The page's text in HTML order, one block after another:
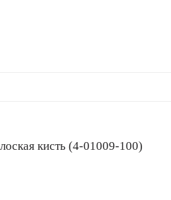
кисть (4-01009-100)